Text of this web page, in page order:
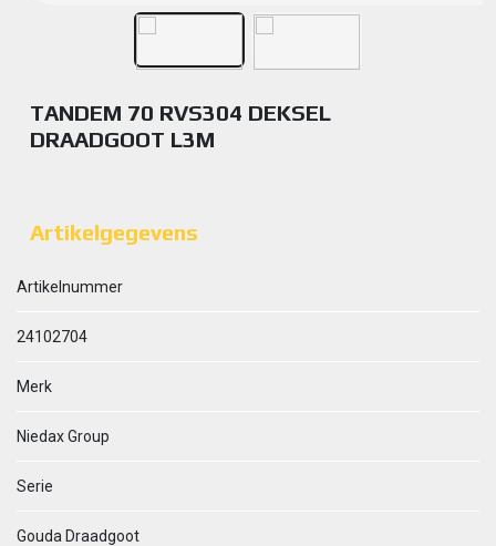
TANDEM 70 RVS304 DEKSEL
DRAADGOOT L3M
Artikelgegevens
Artikelnummer
24102704
Merk
Niedax Group
Serie
Gouda Draadgoot